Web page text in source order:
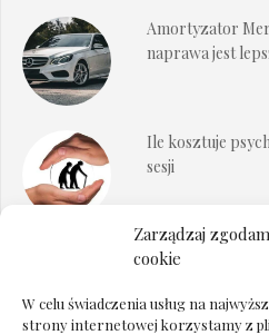
Zarządzaj
cookie
W celu świadczenia usług na
strony internetowej korzystamy z
Amortyzator
naprawa jest
Ile kosztuje
sesji
Dokumenty do